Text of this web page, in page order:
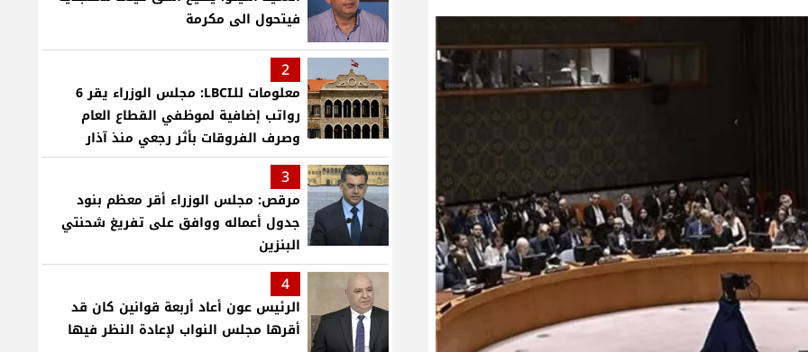
فيتحول الى مكرمة
2
معلومات للـLBCI: مجلس الوزراء يقر 6
رواتب إضافية لموظفي القطاع العام
وصرف الفروقات بأثر رجعي منذ آذار
3
مرقص: مجلس الوزراء أقر معظم بنود
جدول أعماله ووافق على تفريغ شحنتي
البنزين
4
الرئيس عون أعاد أربعة قوانين كان قد
أقرها مجلس النواب لإعادة النظر فيها